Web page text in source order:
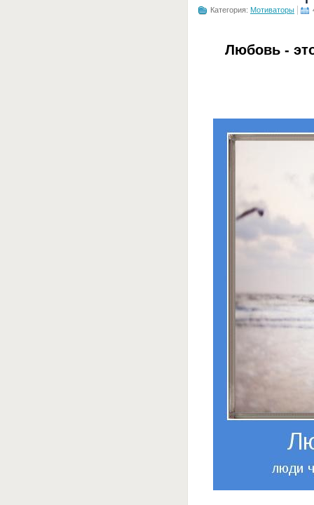
Категория: Мотиваторы
Любовь -